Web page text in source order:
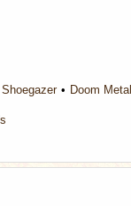
Shoegazer
Doom Metal